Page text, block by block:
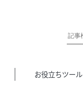
お役立ちツール